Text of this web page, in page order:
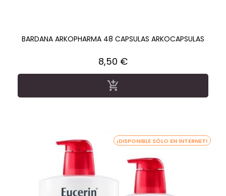
BARDANA ARKOPHARMA 48 CAPSULAS ARKOCAPSULAS
Precio
8,50 €

¡DISPONIBLE SÓLO EN INTERNET!